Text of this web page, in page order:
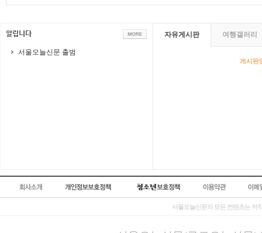
서울오늘신문 출범
자유게시판 여행갤러리
게시판
서울오늘신문의 모든 컨텐츠는 저